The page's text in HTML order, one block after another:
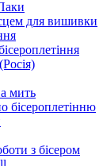
для вишивки
мить
бісероплетінню
з бісером